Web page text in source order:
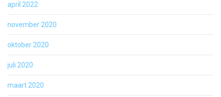
april 2022
november 2020
oktober 2020
juli 2020
maart 2020